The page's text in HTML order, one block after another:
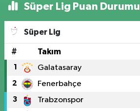
Süper Lig Puan Durumu
Süper Lig
# Takım
1 Galatasaray
2 Fenerbahçe
3 Trabzonspor